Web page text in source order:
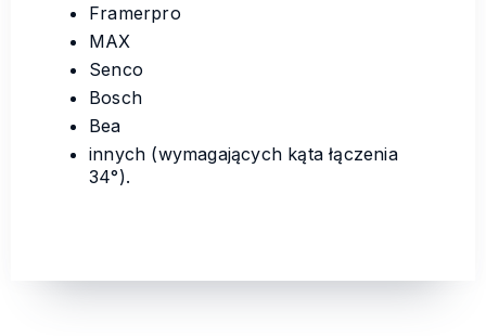
Framerpro
MAX
Senco
Bosch
Bea
innych (wymagających kąta łączenia
34°).